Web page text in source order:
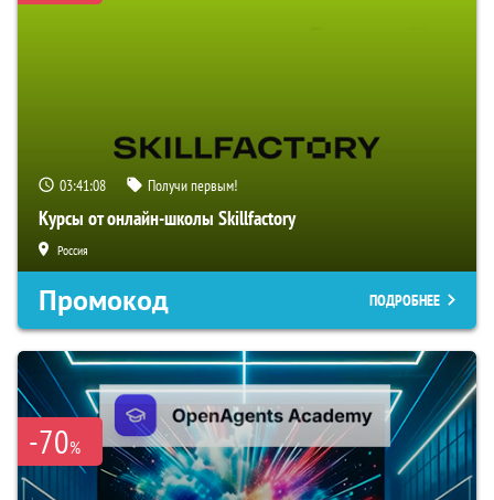
03:41:07 Получи первым!
Курсы от онлайн-школы Skillfactory
Россия
Промокод ПОДРОБНЕЕ
-70%